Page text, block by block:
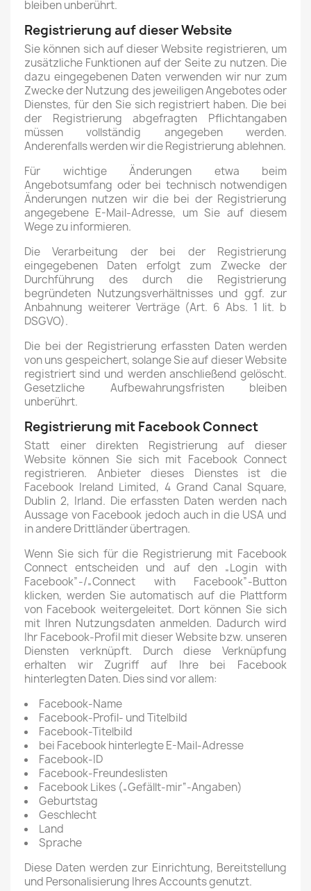
bleiben unberührt.
Registrierung auf dieser Website
Sie können sich auf dieser Website registrieren, um
zusätzliche Funktionen auf der Seite zu nutzen. Die
dazu eingegebenen Daten verwenden wir nur zum
Zwecke der Nutzung des jeweiligen Angebotes oder
Dienstes, für den Sie sich registriert haben. Die bei
der Registrierung abgefragten Pflichtangaben
müssen vollständig angegeben werden.
Anderenfalls werden wir die Registrierung ablehnen.
Für wichtige Änderungen etwa beim
Angebotsumfang oder bei technisch notwendigen
Änderungen nutzen wir die bei der Registrierung
angegebene E-Mail-Adresse, um Sie auf diesem
Wege zu informieren.
Die Verarbeitung der bei der Registrierung
eingegebenen Daten erfolgt zum Zwecke der
Durchführung des durch die Registrierung
begründeten Nutzungsverhältnisses und ggf. zur
Anbahnung weiterer Verträge (Art. 6 Abs. 1 lit. b
DSGVO).
Die bei der Registrierung erfassten Daten werden
von uns gespeichert, solange Sie auf dieser Website
registriert sind und werden anschließend gelöscht.
Gesetzliche Aufbewahrungsfristen bleiben
unberührt.
Registrierung mit Facebook Connect
Statt einer direkten Registrierung auf dieser
Website können Sie sich mit Facebook Connect
registrieren. Anbieter dieses Dienstes ist die
Facebook Ireland Limited, 4 Grand Canal Square,
Dublin 2, Irland. Die erfassten Daten werden nach
Aussage von Facebook jedoch auch in die USA und
in andere Drittländer übertragen.
Wenn Sie sich für die Registrierung mit Facebook
Connect entscheiden und auf den „Login with
Facebook”-/„Connect with Facebook”-Button
klicken, werden Sie automatisch auf die Plattform
von Facebook weitergeleitet. Dort können Sie sich
mit Ihren Nutzungsdaten anmelden. Dadurch wird
Ihr Facebook-Profil mit dieser Website bzw. unseren
Diensten verknüpft. Durch diese Verknüpfung
erhalten wir Zugriff auf Ihre bei Facebook
hinterlegten Daten. Dies sind vor allem:
Facebook-Name
Facebook-Profil- und Titelbild
Facebook-Titelbild
bei Facebook hinterlegte E-Mail-Adresse
Facebook-ID
Facebook-Freundeslisten
Facebook Likes („Gefällt-mir“-Angaben)
Geburtstag
Geschlecht
Land
Sprache
Diese Daten werden zur Einrichtung, Bereitstellung
und Personalisierung Ihres Accounts genutzt.